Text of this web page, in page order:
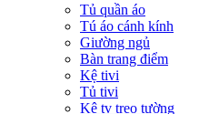
Tủ quần áo
Tú áo cánh kính
Giường ngủ
Bàn trang điểm
Kệ tivi
Tủ tivi
Kệ tv treo tường